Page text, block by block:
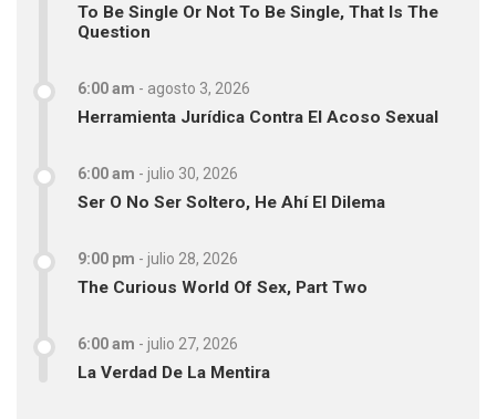
To Be Single Or Not To Be Single, That Is The
Question
6:00 am - agosto 3, 2026
Herramienta Jurídica Contra El Acoso Sexual
6:00 am - julio 30, 2026
Ser O No Ser Soltero, He Ahí El Dilema
9:00 pm - julio 28, 2026
The Curious World Of Sex, Part Two
6:00 am - julio 27, 2026
La Verdad De La Mentira